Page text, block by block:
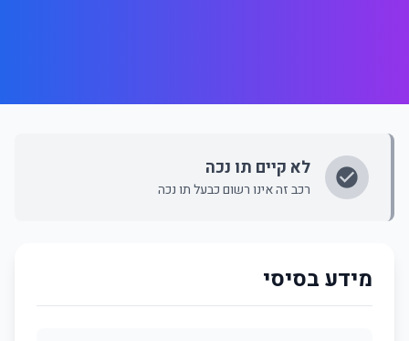
לא קיים תו נכה
רכב זה אינו רשום כבעל תו נכה
מידע בסיסי